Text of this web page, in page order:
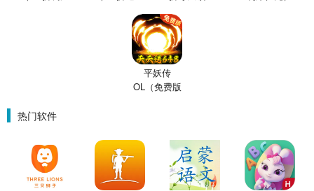
平妖传
OL（免费版
热门软件